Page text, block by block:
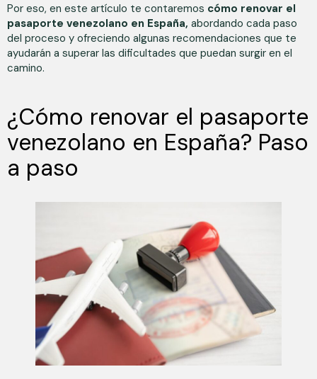
Por eso, en este artículo te contaremos cómo renovar el
pasaporte venezolano en España, abordando cada paso
del proceso y ofreciendo algunas recomendaciones que te
ayudarán a superar las dificultades que puedan surgir en el
camino.
¿Cómo renovar el pasaporte
venezolano en España? Paso
a paso